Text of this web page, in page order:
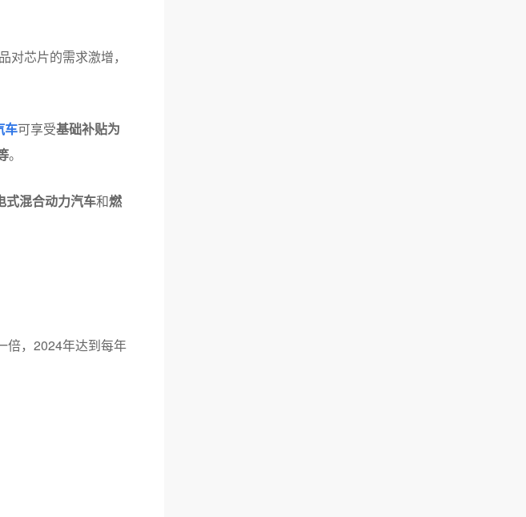
芯片的需求激增，
车可享受基础补贴为
。
式混合动力汽车和燃
倍，2024年达到每年